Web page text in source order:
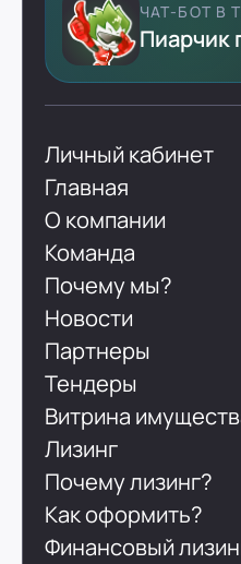
ЧАТ-БОТ В
Пиарчик
Личный кабинет
Главная
О компании
Команда
Почему мы?
Новости
Партнеры
Тендеры
Витрина
Лизинг
Почему лизинг?
Как оформить?
Финансовый